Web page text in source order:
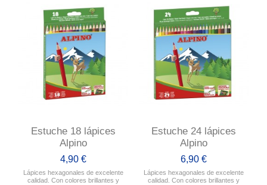
Estuche 18 lápices
Alpino
4,90 €
Lápices hexagonales de excelente
calidad. Con colores brillantes y
Estuche 24 lápices
Alpino
6,90 €
Lápices hexagonales de excelente
calidad. Con colores brillantes y